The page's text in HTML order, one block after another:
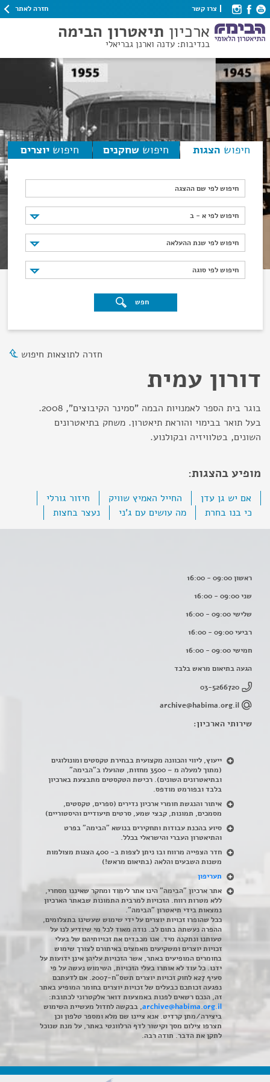
צרו קשר חזרה לאתר
ארכיון תיאטרון הבימה
בנדיבות: עדנה וארנן גבריאלי
חיפוש הצגות חיפוש שחקנים חיפוש יוצרים
חיפוש לפי שם ההצגה
חיפוש לפי א - ב
חיפוש לפי א - ב
חיפוש לפי שנת ההעלאה
חיפוש לפי שנת ההעלאה
חיפוש לפי סוגה
חיפוש לפי סוגה
חפש
חזרה לתוצאות חיפוש
דורון עמית
בוגר בית הספר לאמנויות הבמה "סמינר הקיבוצים", 2008.
בעל תואר בבימוי והוראת תיאטרון. משחק בתיאטרונים
השונים, בטלוויזיה ובקולנוע.
מופיע בהצגות:
אם יש גן עדן החייל האמיץ שוויק
חיזור גורלי
כי בנו בחרת
מה עושים עם ג'ני נעצר בחצות
ראשון 09:00 - 16:00
שני 09:00 - 16:00
שלישי 09:00 - 16:00
רביעי 09:00 - 16:00
חמישי 09:00 - 16:00
הגעה בתיאום מראש בלבד
03-5266720
archive@habima.org.il
שירותי הארכיון:
ייעוץ, ליווי והכוונה מקצועית בבחירת טקסטים ומונולוגים
(מתוך למעלה מ – 3500 מחזות, שהועלו ב"הבימה"
ובתיאטרונים השונים). רכישת הטקסטים מתבצעת בארכיון
בלבד ובפורמט מודפס.
איתור והנגשת חומרי ארכיון נדירים (ספרים, טקסטים,
מסמכים, תמונות, קבצי שמע, סרטים תיעודיים והיסטוריים)
סיוע בהכנת עבודות ותחקירים בנושא "הבימה" בפרט
והתיאטרון העברי והישראלי בכלל.
חדר הצפייה מרווח ובו ניתן לצפות ב- 400 הצגות מצולמות
משנות השבעים והלאה (בתיאום מראש!)
תעריפון
אתר ארכיון "הבימה" הינו אתר לימוד ומחקר שאיננו מסחרי,
ללא מטרות רווח. הזכויות למרבית התמונות שבאתר הארכיון
נמצאות בידי תיאטרון "הבימה".
ככל שהופרו זכויות יוצרים על ידי שימוש שעשינו בתצלומים,
ההפרה נעשתה בתום לב. נודה מאוד לכל מי שיודיע לנו על
טעותנו ונתקנה מיד. אנו מכבדים את זכויותיהם של בעלי
זכויות יוצרים ומשקיעים מאמצים באיתורם לצורך שימוש
בחומרים המופיעים באתר, אשר הזכויות עליהן אינן ידועות על
ידנו. כל עוד לא אותרו בעלי הזכויות, השימוש נעשה על פי
סעיף 27א לחוק זכויות יוצרים תשס"ח-2007. אם לדעתכם
נפגעה זכותכם כבעלים של זכויות יוצרים בחומר המופיע באתר
זה, הנכם רשאים לפנות באמצעות דואר אלקטרוני לכתובת:
archive@habima.org.il, בבקשה לחדול מעשיית השימוש
ביצירה/מתן קרדיט. אנא ציינו שם מלא ומספר טלפון וכן
תצרפו צילום מסך וקישור לדף הרלוונטי באתר, על מנת שנוכל
לתקן את הדבר. תודה רבה.